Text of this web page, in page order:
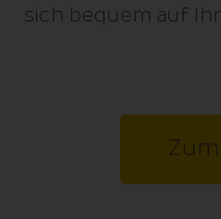
sich bequem auf